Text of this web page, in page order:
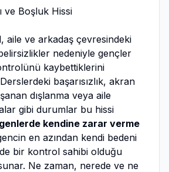
ve Boşluk Hissi
aile ve arkadaş çevresindeki
nedeniyle gençler
kaybettiklerini
başarısızlık, akran
dışlanma veya aile
gibi durumlar bu hissi
kendine zarar verme
en azından kendi bedeni
bir kontrol sahibi olduğu
sunar. Ne zaman, nerede ve ne